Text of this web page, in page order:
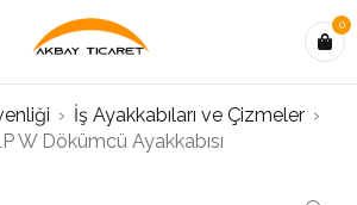
0
› İş Ayakkabıları ve Çizmeler ›
W Dökümcü Ayakkabısı